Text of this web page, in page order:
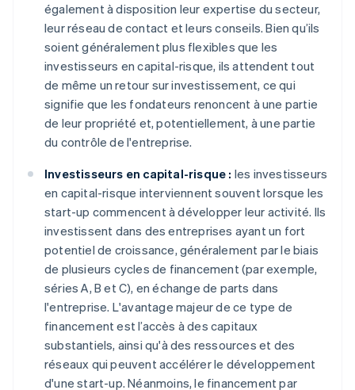
également à disposition leur expertise du secteur,
leur réseau de contact et leurs conseils. Bien qu’ils
soient généralement plus flexibles que les
investisseurs en capital-risque, ils attendent tout
de même un retour sur investissement, ce qui
signifie que les fondateurs renoncent à une partie
de leur propriété et, potentiellement, à une partie
du contrôle de l'entreprise.
Investisseurs en capital-risque : les investisseurs
en capital-risque interviennent souvent lorsque les
start-up commencent à développer leur activité. Ils
investissent dans des entreprises ayant un fort
potentiel de croissance, généralement par le biais
de plusieurs cycles de financement (par exemple,
séries A, B et C), en échange de parts dans
l'entreprise. L'avantage majeur de ce type de
financement est l’accès à des capitaux
substantiels, ainsi qu'à des ressources et des
réseaux qui peuvent accélérer le développement
d'une start-up. Néanmoins, le financement par